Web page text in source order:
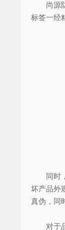
尚源防
标签一经
同时，
坏产品外
真伪，同
对于品